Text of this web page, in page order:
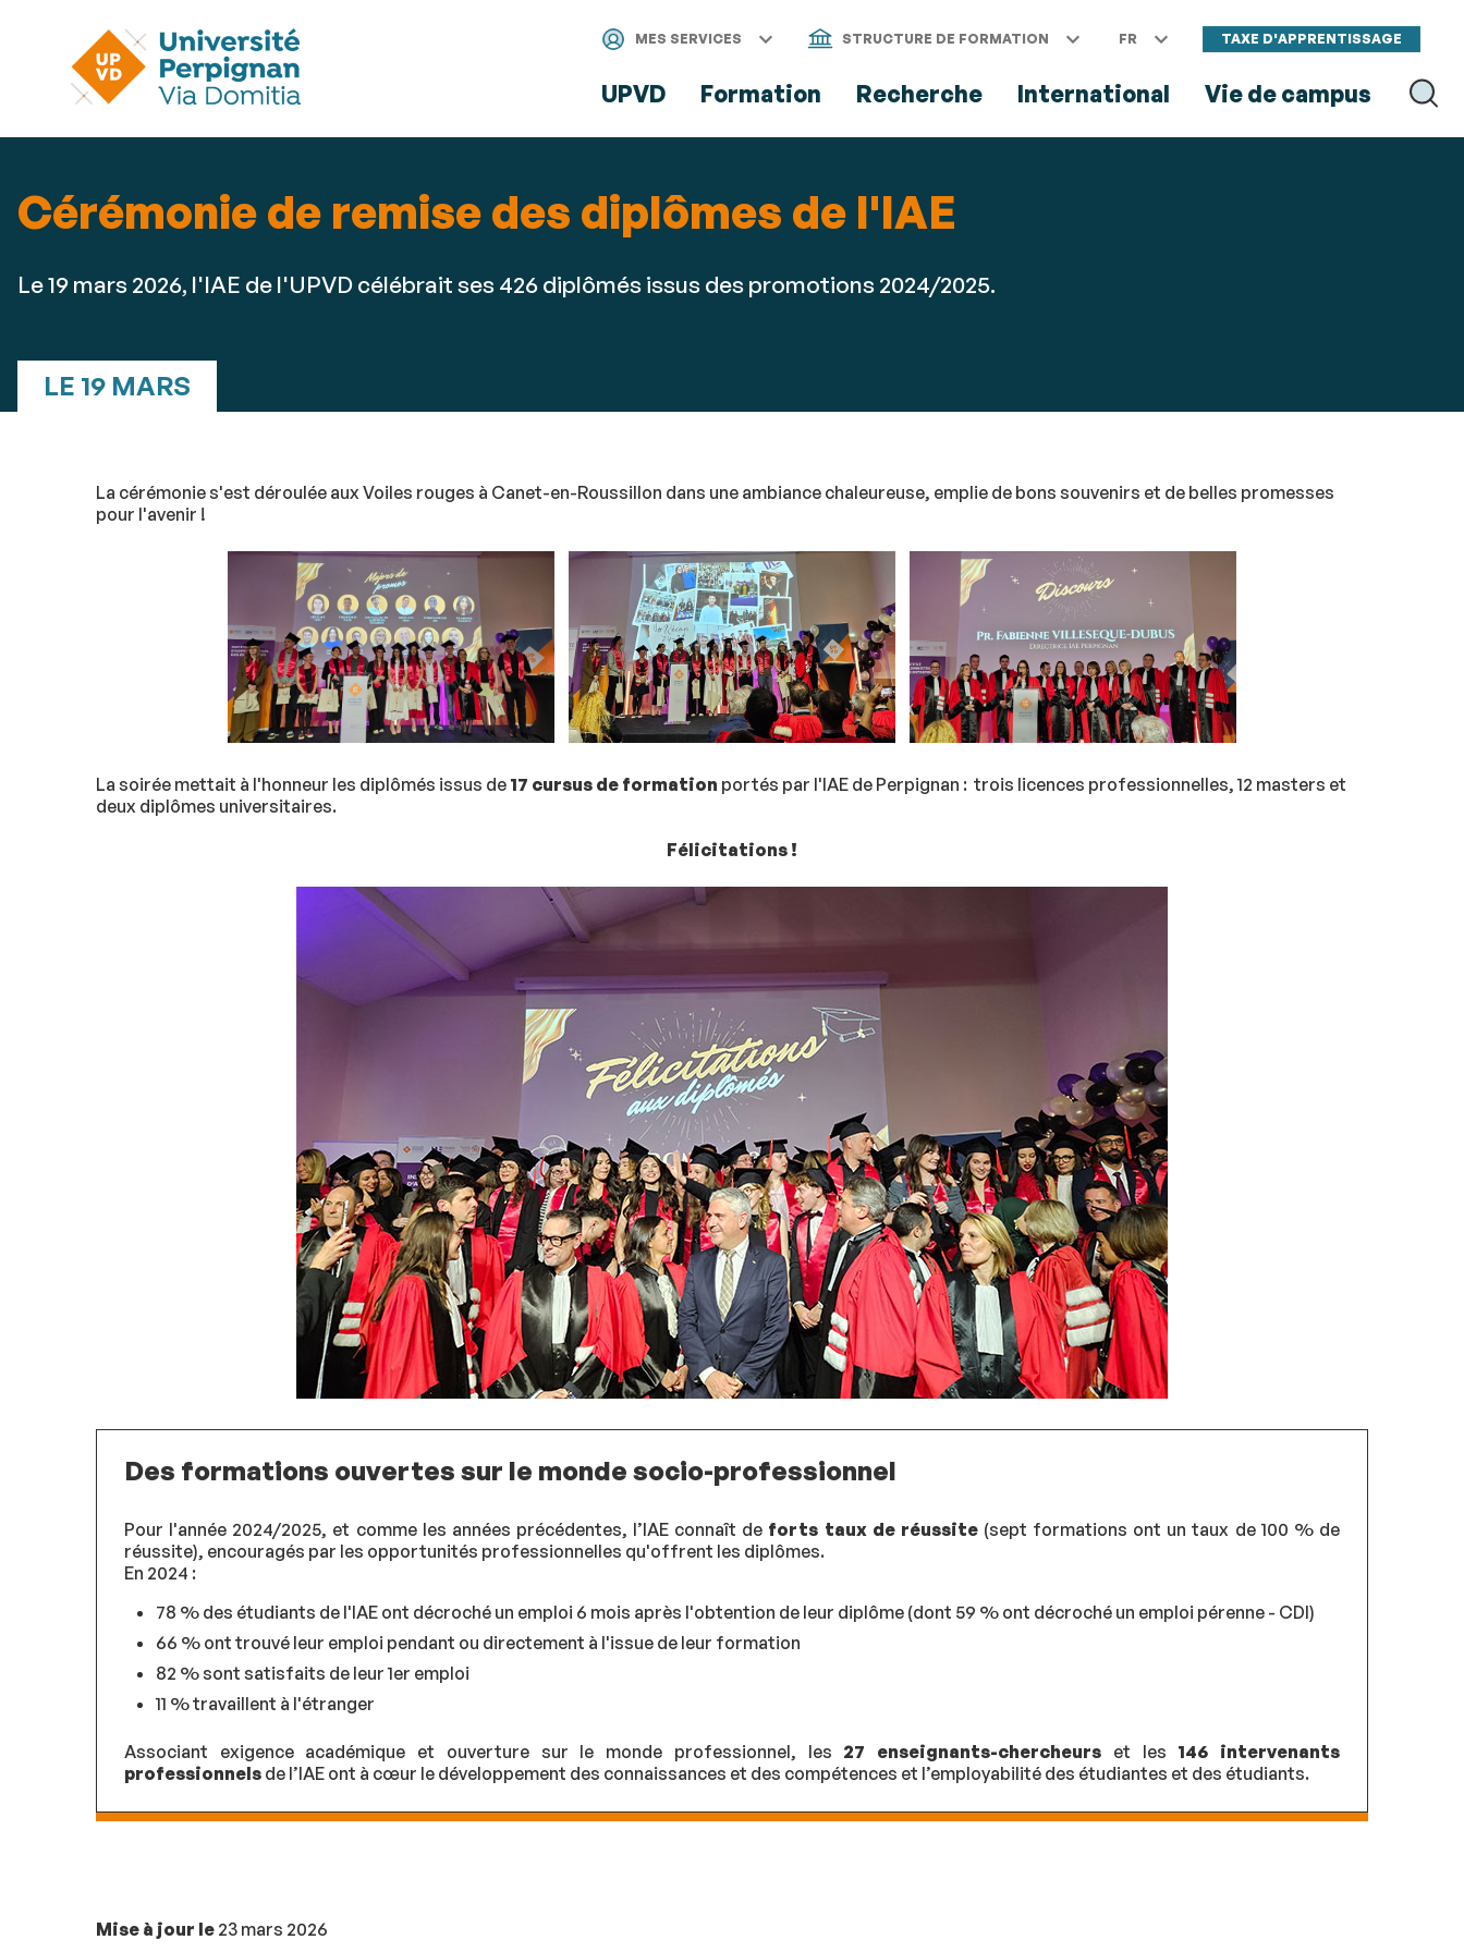
au
directs
MES SERVICES STRUCTURE DE FORMATION FR TAXE D'APPRENTISSAGE
UPVD Formation Recherche International Vie de campus
Cérémonie de remise des diplômes de l'IAE
Le 19 mars 2026, l'IAE de l'UPVD célébrait ses 426 diplômés issus des promotions 2024/2025.
LE 19 MARS
La cérémonie s'est déroulée aux Voiles rouges à Canet-en-Roussillon dans une ambiance chaleureuse, emplie de bons souvenirs et de belles promesses
pour l'avenir !
La soirée mettait à l'honneur les diplômés issus de 17 cursus de formation portés par l'IAE de Perpignan : trois licences professionnelles, 12 masters et
deux diplômes universitaires.
Félicitations !
Des formations ouvertes sur le monde socio-professionnel
Pour l'année 2024/2025, et comme les années précédentes, l’IAE connaît de forts taux de réussite (sept formations ont un taux de 100 % de
réussite), encouragés par les opportunités professionnelles qu'offrent les diplômes.
En 2024 :
78 % des étudiants de l'IAE ont décroché un emploi 6 mois après l'obtention de leur diplôme (dont 59 % ont décroché un emploi pérenne - CDI)
66 % ont trouvé leur emploi pendant ou directement à l'issue de leur formation
82 % sont satisfaits de leur 1er emploi
11 % travaillent à l'étranger
Associant exigence académique et ouverture sur le monde professionnel, les 27 enseignants-chercheurs et les 146 intervenants
professionnels de l’IAE ont à cœur le développement des connaissances et des compétences et l’employabilité des étudiantes et des étudiants.
Mise à jour le 23 mars 2026